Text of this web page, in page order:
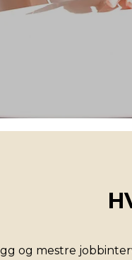
og mestre